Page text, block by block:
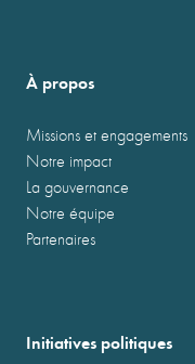
À propos
Missions et engagements
Notre impact
La gouvernance
Notre équipe
Partenaires
Initiatives politiques